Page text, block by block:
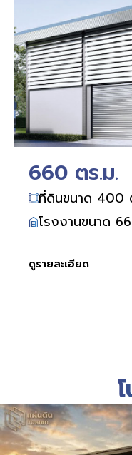
660 ตร.ม.
ที่ดินขนาด 400
โรงงานขนาด
ดูรายละเอียด